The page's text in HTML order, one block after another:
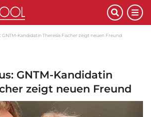
GNTM-Kandidatin Theresia Fischer zeigt neuen Freund
GNTM-Kandidatin
zeigt neuen Freund